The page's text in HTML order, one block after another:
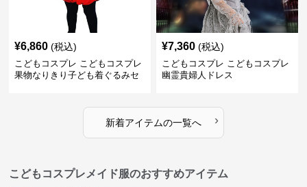
¥6,860 (税込)
こどもコスプレ こどもコスプレ
果物なりきり子ども着ぐるみセ
¥7,360 (税込)
こどもコスプレ こどもコスプレ
幽霊貴婦人ドレス
新着アイテムの一覧へ ›
こどもコスプレメイド服のおすすめアイテム